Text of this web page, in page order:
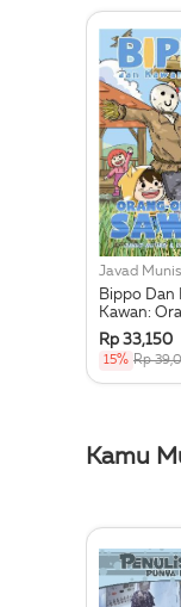
Bippo Dan
Kawan:
Orangan
Rp 33,150
15% Rp
Kamu